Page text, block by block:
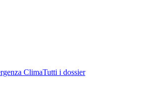
ClimaTutti i dossier